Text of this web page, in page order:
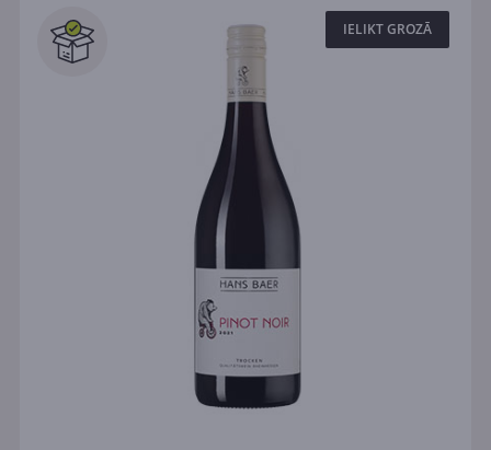
IELIKT GROZĀ